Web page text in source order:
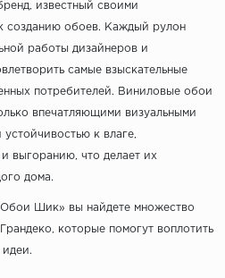
известный своими
созданию обоев. Каждый рулон
работы дизайнеров и
самые взыскательные
потребителей. Виниловые обои
впечатляющими визуальными
к влаге,
выгоранию, что делает их
дома.
Шик» вы найдете множество
которые помогут воплотить